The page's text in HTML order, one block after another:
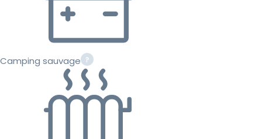
Camping sauvage